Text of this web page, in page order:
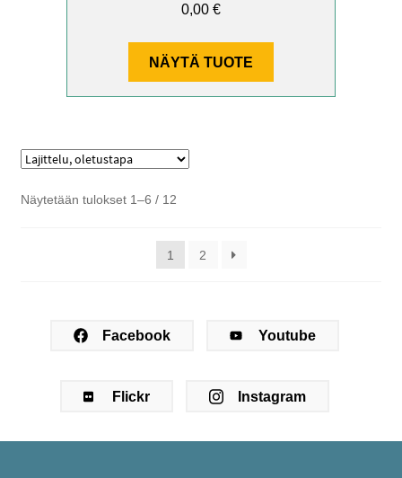
0,00 €
NÄYTÄ TUOTE
Näytetään tulokset 1–6 / 12
1 2
Facebook Youtube
Flickr Instagram